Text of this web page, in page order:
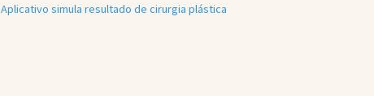
Aplicativo simula resultado de cirurgia plástica